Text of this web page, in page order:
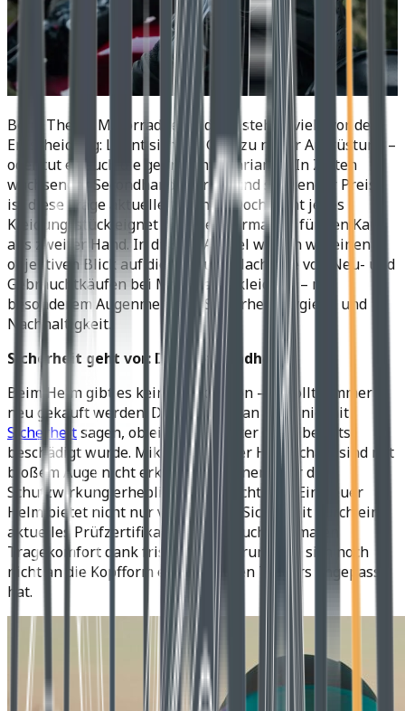
Beim Thema Motorradbekleidung stehen viele vor der
Entscheidung: Lohnt sich der Griff zu neuer Ausrüstung –
oder tut es auch die gebrauchte Variante? In Zeiten
wachsender Secondhand-Märkte und steigender Preise
ist diese Frage aktueller denn je. Doch nicht jedes
Kleidungsstück eignet sich gleichermaßen für den Kauf
aus zweiter Hand. In diesem Artikel werfen wir einen
objektiven Blick auf die Vor- und Nachteile von Neu- und
Gebrauchtkäufen bei Motorradbekleidung – mit
besonderem Augenmerk auf Sicherheit, Hygiene und
Nachhaltigkeit.
Sicherheit geht vor: Der Motorradhelm
Beim Helm gibt es keine Diskussion – er sollte immer
neu gekauft werden. Der Grund: Man kann nie mit
Sicherheitsagen, ob ein gebrauchter Helm bereits
beschädigt wurde. Mikrorisse in der Helmschale sind mit
bloßem Auge nicht erkennbar, können aber die
Schutzwirkung erheblich beeinträchtigen. Ein neuer
Helm bietet nicht nur verlässliche Sicherheit durch ein
aktuelles Prüfzertifikat, sondern auch optimalen
Tragekomfort dank frischer Polsterung, die sich noch
nicht an die Kopfform eines anderen Trägers angepasst
hat.